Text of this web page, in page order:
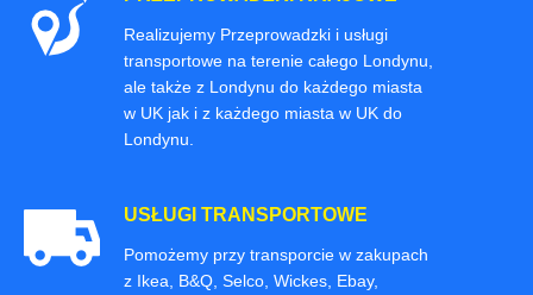
Realizujemy Przeprowadzki i usługi
transportowe na terenie całego Londynu,
ale także z Londynu do każdego miasta
w UK jak i z każdego miasta w UK do
Londynu.
USŁUGI TRANSPORTOWE
Pomożemy przy transporcie w zakupach
z Ikea, B&Q, Selco, Wickes, Ebay,